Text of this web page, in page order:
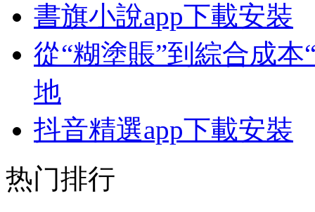
書旗小說app下載安裝
從“糊塗賬”到綜合成
地
抖音精選app下載安裝
热门排行